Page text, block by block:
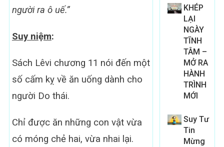
người ra ô uế.”
Suy niệm:
Sách Lêvi chương 11 nói đến một
số cấm kỵ về ăn uống dành cho
người Do thái.
Chỉ được ăn những con vật vừa
có móng chẻ hai, vừa nhai lại.
KHÉP
LẠI
NGÀY
TĨNH
TÂM –
MỞ RA
HÀNH
TRÌNH
MỚI
Suy Tư
Tin
Mừng